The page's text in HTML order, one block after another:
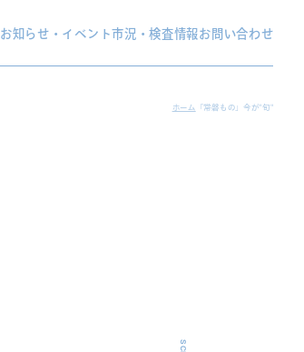
お知らせ・イベント市況・検査情報お問い合わせ
ホーム 「常磐もの」今が"旬"